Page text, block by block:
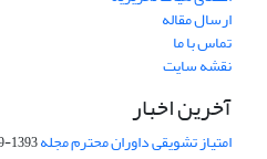
ارسال مقاله
تماس با ما
نقشه سایت
آخرین اخبار
امتیاز تشویقی داوران محترم مجله1393-09-01